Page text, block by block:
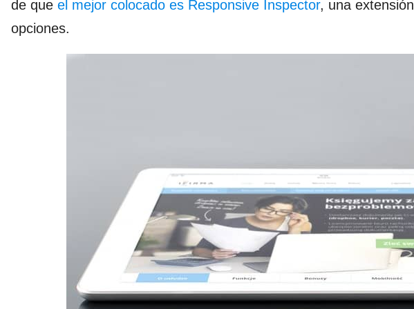
de que el mejor colocado es Responsive Inspector, una extensión
opciones.